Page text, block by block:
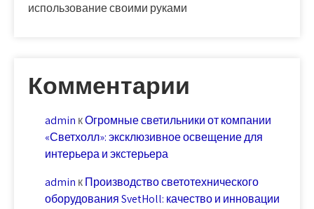
использование своими руками
Комментарии
admin кОгромные светильники от компании
«Светхолл»: эксклюзивное освещение для
интерьера и экстерьера
admin кПроизводство светотехнического
оборудования SvetHoll: качество и инновации